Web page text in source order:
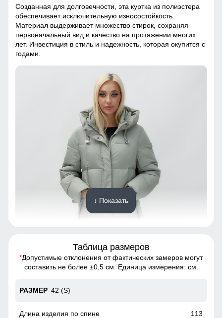
Созданная для долговечности, эта куртка из полиэстера
обеспечивает исключительную износостойкость.
Материал выдерживает множество стирок, сохраняя
первоначальный вид и качество на протяжении многих
лет. Инвестиция в стиль и надежность, которая окупится с
годами.
Созданная для долговечности, эта куртка из полиэстера
обеспечивает исключительную износостойкость.
первоначальный вид и качество на протяжении многих
годами.
↓ Показать
Таблица размеров
*Допустимые отклонения от фактических замеров могут
составить не более ±0,5 см. Единица измерения: см.
42 (S)
113